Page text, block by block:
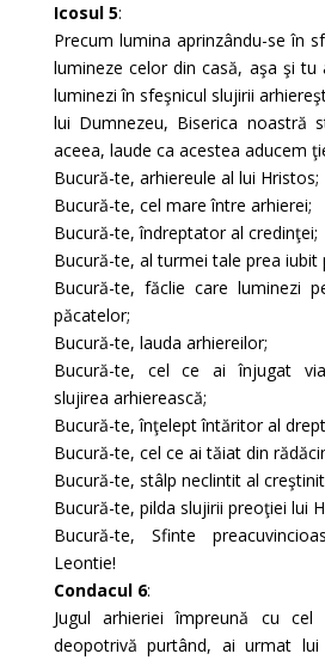
Icosul 5:
Precum lumina aprinzându-se în
lumineze celor din casă, aşa şi
luminezi în sfeşnicul slujirii
lui Dumnezeu, Biserica noastră
aceea, laude ca acestea aducem
Bucură-te, arhiereule al lui Hristos;
Bucură-te, cel mare între arhierei;
Bucură-te, îndreptator al credinţei;
Bucură-te, al turmei tale prea iubit
Bucură-te, făclie care luminezi
păcatelor;
Bucură-te, lauda arhiereilor;
Bucură-te, cel ce ai înjugat
slujirea arhierească;
Bucură-te, înţelept întăritor al
Bucură-te, cel ce ai tăiat din
Bucură-te, stâlp neclintit al
Bucură-te, pilda slujirii preoţiei lui
Bucură-te, Sfinte
Leontie!
Condacul 6:
Jugul arhieriei împreună cu cel
deopotrivă purtând, ai urmat